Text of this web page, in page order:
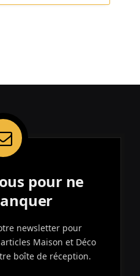
pour ne
newsletter pour
Maison et Déco
boîte de réception.